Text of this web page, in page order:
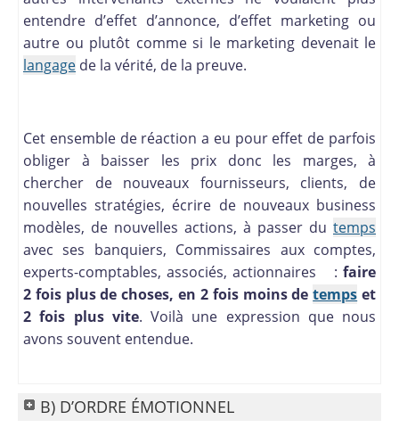
entendre d’effet d’annonce, d’effet marketing ou
autre ou plutôt comme si le marketing devenait le
langage de la vérité, de la preuve.
Cet ensemble de réaction a eu pour effet de parfois
obliger à baisser les prix donc les marges, à
chercher de nouveaux fournisseurs, clients, de
nouvelles stratégies, écrire de nouveaux business
modèles, de nouvelles actions, à passer du temps
avec ses banquiers, Commissaires aux comptes,
experts-comptables, associés, actionnaires : faire
2 fois plus de choses, en 2 fois moins detemps et
2 fois plus vite. Voilà une expression que nous
avons souvent entendue.
B) D’ORDRE ÉMOTIONNEL